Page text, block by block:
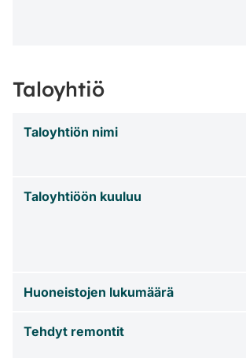
Taloyhtiö
Taloyhtiön nimi
Taloyhtiöön kuuluu
Huoneistojen lukumäärä
Tehdyt remontit